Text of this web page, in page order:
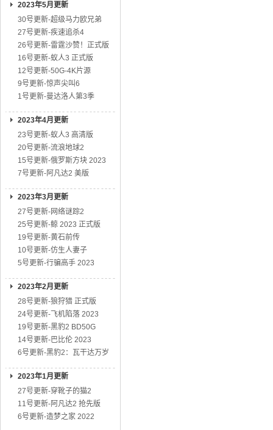
2023年5月更新
30号更新-超级马力欧兄弟
27号更新-疾速追杀4
26号更新-雷霆沙赞！正式版
16号更新-蚁人3 正式版
12号更新-50G-4K片源
9号更新-惊声尖叫6
1号更新-曼达洛人第3季
2023年4月更新
23号更新-蚁人3 高清版
20号更新-流浪地球2
15号更新-俄罗斯方块 2023
7号更新-阿凡达2 美版
2023年3月更新
27号更新-网络谜踪2
25号更新-鲸 2023 正式版
19号更新-黄石前传
10号更新-仿生人妻子
5号更新-行骗高手 2023
2023年2月更新
28号更新-狼狩猎 正式版
24号更新-飞机陷落 2023
19号更新-黑豹2 BD50G
14号更新-巴比伦 2023
6号更新-黑豹2：瓦干达万岁
2023年1月更新
27号更新-穿靴子的猫2
11号更新-阿凡达2 抢先版
6号更新-造梦之家 2022